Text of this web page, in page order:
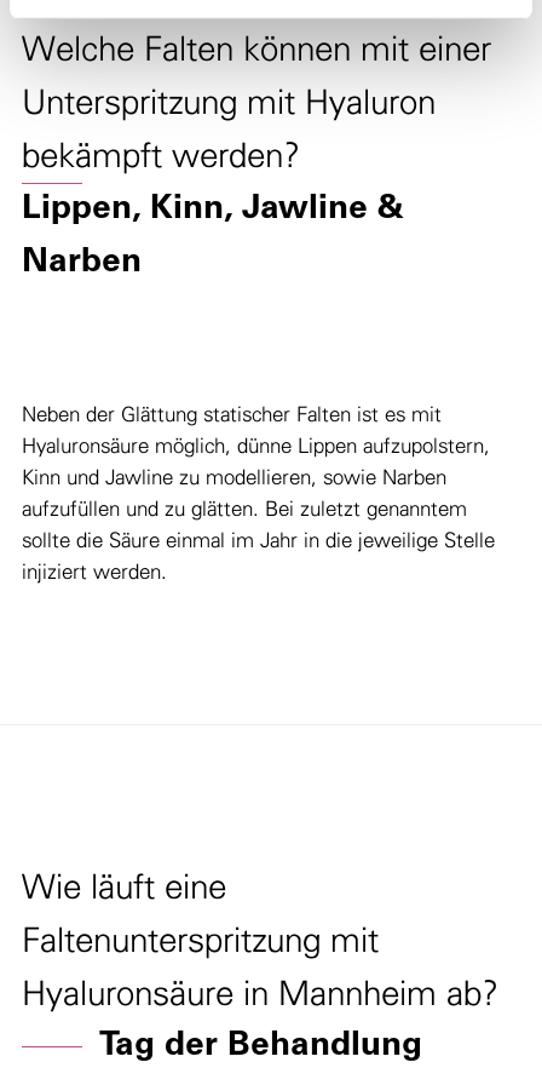
Welche Falten können mit einer
Unterspritzung mit Hyaluron
bekämpft werden?
Lippen, Kinn, Jawline &
Narben
Neben der Glättung statischer Falten ist es mit
Hyaluronsäure möglich, dünne Lippen aufzupolstern,
Kinn und Jawline zu modellieren, sowie Narben
aufzufüllen und zu glätten. Bei zuletzt genanntem
sollte die Säure einmal im Jahr in die jeweilige Stelle
injiziert werden.
Wie läuft eine
Faltenunterspritzung mit
Hyaluronsäure in Mannheim ab?
Tag der Behandlung